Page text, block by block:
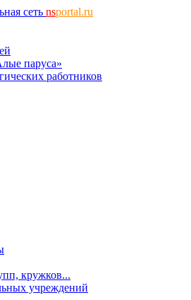
сеть nsportal.ru
паруса»
работников
кружков...
учреждений